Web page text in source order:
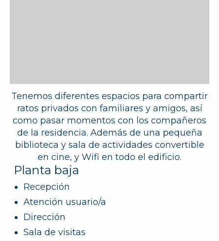
Tenemos diferentes espacios para compartir
ratos privados con familiares y amigos, así
como pasar momentos con los compañeros
de la residencia. Además de una pequeña
biblioteca y sala de actividades convertible
en cine, y Wifi en todo el edificio.
Planta baja
Recepción
Atención usuario/a
Dirección
Sala de visitas